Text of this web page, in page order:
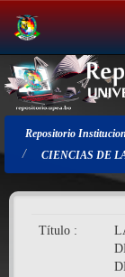
Salir
de
la
navegación
Repositorio
CIENCIAS DE
Título :